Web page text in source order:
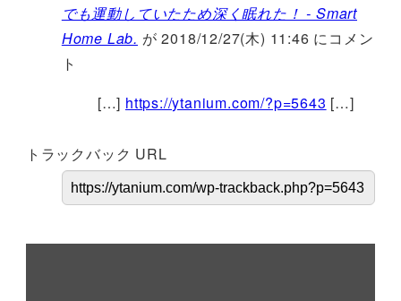
でも運動していたため深く眠れた！ - Smart
Home Lab. が 2018/12/27(木) 11:46 にコメン
ト
[…] https://ytanium.com/?p=5643 […]
トラックバック URL